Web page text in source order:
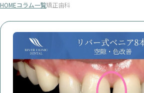
HOMEコラム一覧矯正歯科